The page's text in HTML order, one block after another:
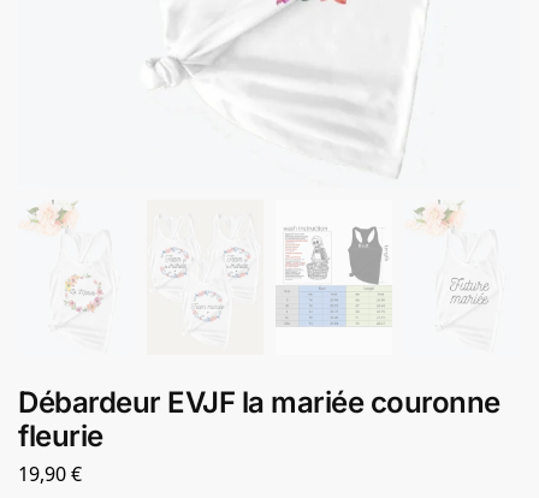
Débardeur EVJF la mariée couronne
fleurie
19,90€